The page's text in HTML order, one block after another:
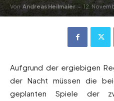
Von Andreas Heilmaier - 12.
Aufgrund der ergiebigen
der Nacht müssen die
geplanten Spiele der